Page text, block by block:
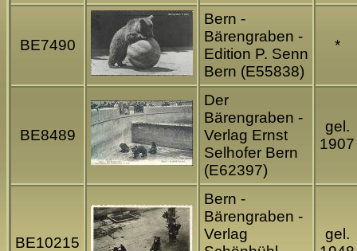
BE7490
Bern -
Bärengraben -
Edition P. Senn
Bern (E55838)
*
BE8489
Der
Bärengraben -
Verlag Ernst
Selhofer Bern
(E62397)
gel.
1907
BE10215
Bern -
Bärengraben -
Verlag
gel.